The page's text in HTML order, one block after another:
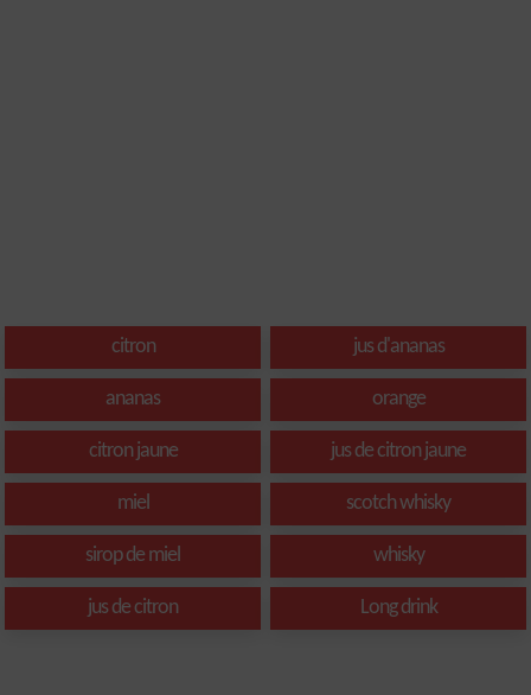
citron jus d'ananas
ananas orange
citron jaune jus de citron jaune
miel scotch whisky
sirop de miel whisky
jus de citron Long drink